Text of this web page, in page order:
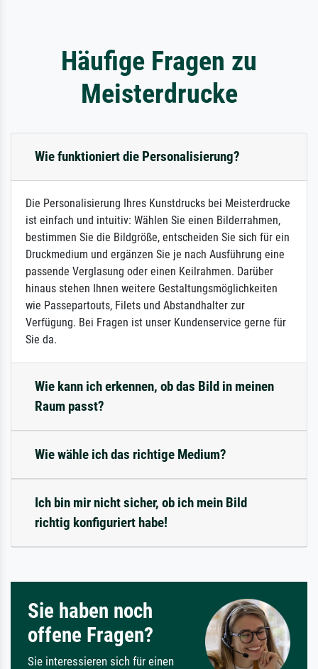
Häufige Fragen zu
Meisterdrucke
Wie funktioniert die Personalisierung?
Die Personalisierung Ihres Kunstdrucks bei Meisterdrucke
ist einfach und intuitiv: Wählen Sie einen Bilderrahmen,
bestimmen Sie die Bildgröße, entscheiden Sie sich für ein
Druckmedium und ergänzen Sie je nach Ausführung eine
passende Verglasung oder einen Keilrahmen. Darüber
hinaus stehen Ihnen weitere Gestaltungsmöglichkeiten
wie Passepartouts, Filets und Abstandhalter zur
Verfügung. Bei Fragen ist unser Kundenservice gerne für
Sie da.
Wie kann ich erkennen, ob das Bild in meinen
Raum passt?
Wie wähle ich das richtige Medium?
Ich bin mir nicht sicher, ob ich mein Bild
richtig konfiguriert habe!
Sie haben noch
offene Fragen?
Sie interessieren sich für einen